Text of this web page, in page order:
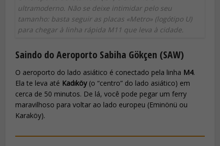
ultramoderno. Não se deixe intimidar pelo seu
tamanho: basta seguir as placas «Metro» (logótipo U)
para chegar à linha rápida M11 que leva à cidade.
Saindo do Aeroporto Sabiha Gökçen (SAW)
O aeroporto do lado asiático é conectado pela linha M4.
Ela te leva até Kadıköy(o “centro” do lado asiático) em
cerca de 50 minutos. De lá, você pode pegar um ferry
maravilhoso para voltar ao lado europeu (Eminönü ou
Karaköy).